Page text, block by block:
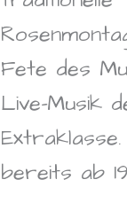
Fete des
Live-Musik
bereits ab